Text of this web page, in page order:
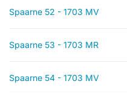
Spaarne 52 - 1703 MV
Spaarne 53 - 1703 MR
Spaarne 54 - 1703 MV